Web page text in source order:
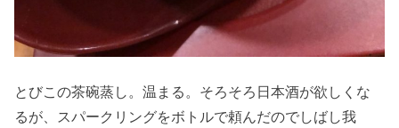
とびこの茶碗蒸し。温まる。そろそろ日本酒が欲しくな
るが、スパークリングをボトルで頼んだのでしばし我